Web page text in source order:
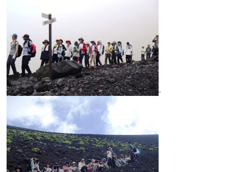
入試問題
保護者の方へ
在校生の方へ
卒業生及び卒業生保護者の方へ
KICHIJO NEWS
アクセス
お問い合わせ 個人情報保護について